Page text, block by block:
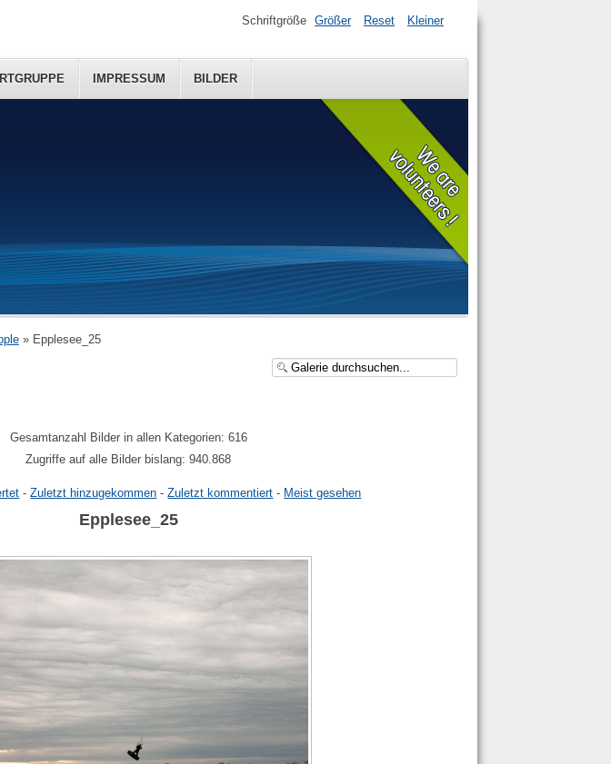
IMPRESSUM BILDER
Schriftgröße Größer Reset Kleiner
» Epplesee_25
Gesamtanzahl Bilder in allen Kategorien: 616
Zugriffe auf alle Bilder bislang: 940.868
-Zuletzt hinzugekommen -Zuletzt kommentiert - Meist gesehen
Epplesee_25